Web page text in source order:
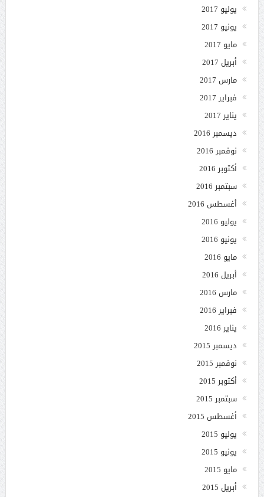
يوليو 2017
يونيو 2017
مايو 2017
أبريل 2017
مارس 2017
فبراير 2017
يناير 2017
ديسمبر 2016
نوفمبر 2016
أكتوبر 2016
سبتمبر 2016
أغسطس 2016
يوليو 2016
يونيو 2016
مايو 2016
أبريل 2016
مارس 2016
فبراير 2016
يناير 2016
ديسمبر 2015
نوفمبر 2015
أكتوبر 2015
سبتمبر 2015
أغسطس 2015
يوليو 2015
يونيو 2015
مايو 2015
أبريل 2015